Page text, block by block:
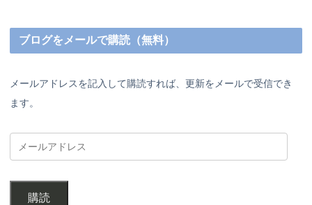
ブログをメールで購読（無料）
メールアドレスを記入して購読すれば、更新をメールで受信でき
ます。
購読